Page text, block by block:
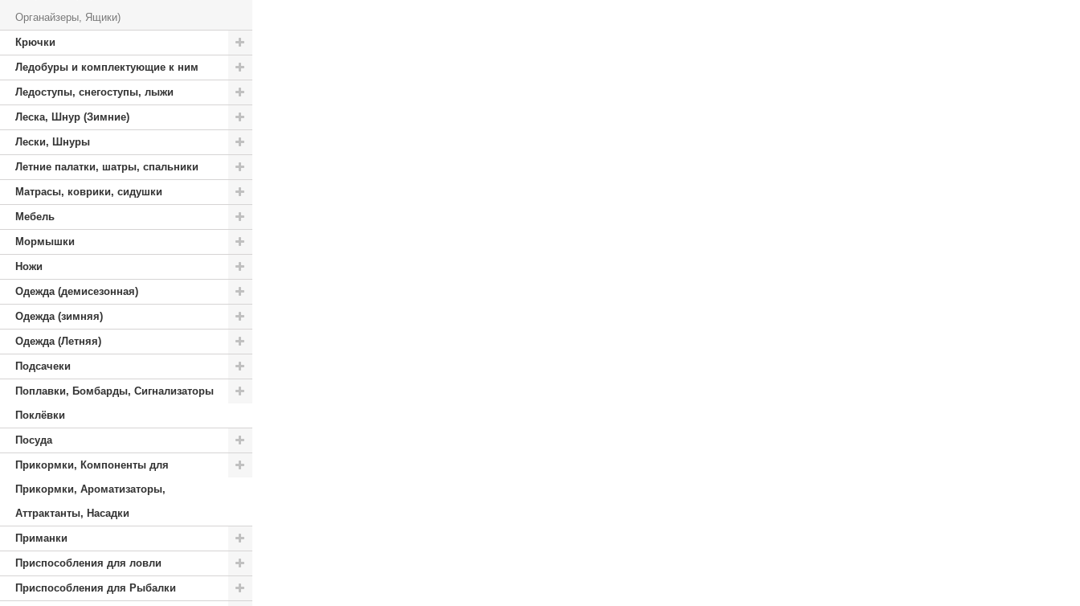
Органайзеры, Ящики)
Крючки
Ледобуры и комплектующие к ним
Ледоступы, снегоступы, лыжи
Леска, Шнур (Зимние)
Лески, Шнуры
Летние палатки, шатры, спальники
Матрасы, коврики, сидушки
Мебель
Мормышки
Ножи
Одежда (демисезонная)
Одежда (зимняя)
Одежда (Летняя)
Подсачеки
Поплавки, Бомбарды, Сигнализаторы
Поклёвки
Посуда
Прикормки, Компоненты для
Прикормки, Ароматизаторы,
Аттрактанты, Насадки
Приманки
Приспособления для ловли
Приспособления для Рыбалки